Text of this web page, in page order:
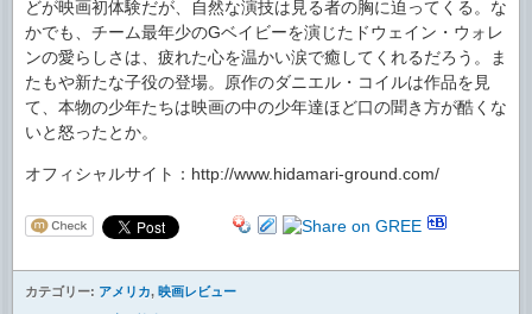
どが映画初体験だが、自然な演技は見る者の胸に迫ってくる。な
かでも、チーム最年少のGベイビーを演じたドウェイン・ウォレ
ンの愛らしさは、疲れた心を温かい涙で癒してくれるだろう。ま
たもや新たな子役の登場。原作のダニエル・コイルは作品を見
て、本物の少年たちは映画の中の少年達ほど口の聞き方が酷くな
いと怒ったとか。
オフィシャルサイト：http://www.hidamari-ground.com/
カテゴリー: アメリカ, 映画レビュー